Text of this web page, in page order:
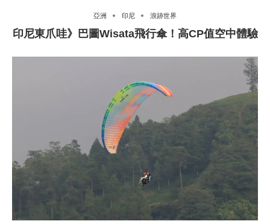
亞洲 印尼 浪跡世界
印尼東爪哇》巴圖Wisata飛行傘！高CP值空中體驗